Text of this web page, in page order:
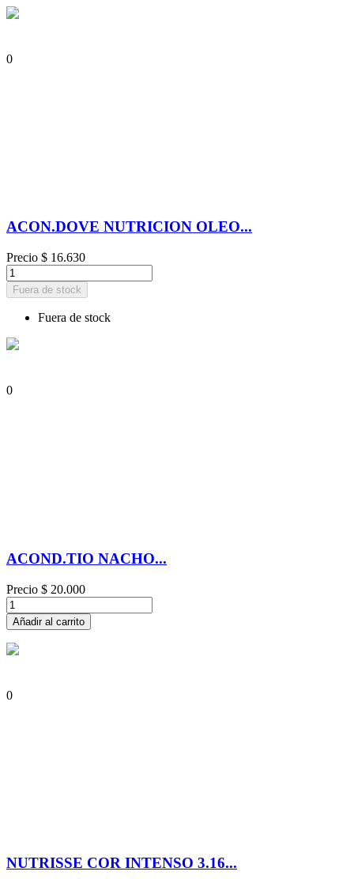
0
ACON.DOVE NUTRICION OLEO...
Precio $ 16.630
Fuera de stock
Fuera de stock
0
ACOND.TIO NACHO...
Precio $ 20.000
Añadir al carrito
0
NUTRISSE COR INTENSO 3.16...